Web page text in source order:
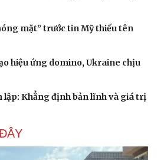
mặt” trước tin Mỹ thiếu tên
hiệu ứng domino, Ukraine chịu
lập: Khẳng định bản lĩnh và giá trị